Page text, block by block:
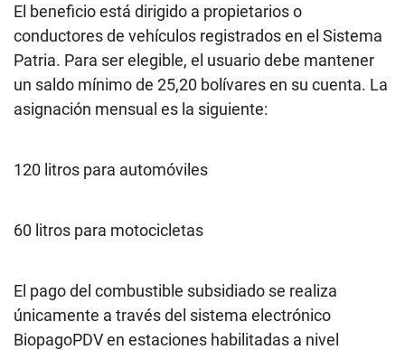
El beneficio está dirigido a propietarios o
conductores de vehículos registrados en el Sistema
Patria. Para ser elegible, el usuario debe mantener
un saldo mínimo de 25,20 bolívares en su cuenta. La
asignación mensual es la siguiente:
120 litros para automóviles
60 litros para motocicletas
El pago del combustible subsidiado se realiza
únicamente a través del sistema electrónico
BiopagoPDV en estaciones habilitadas a nivel